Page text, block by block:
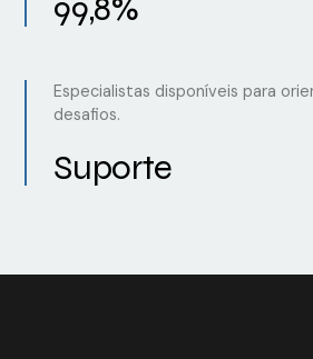
Especialistas disponíveis para
desafios.
Suporte